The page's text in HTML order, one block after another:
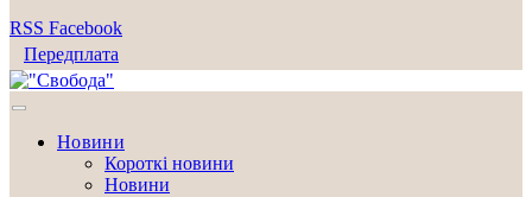
RSS Facebook
Передплата
Новини
Короткі новини
Новини